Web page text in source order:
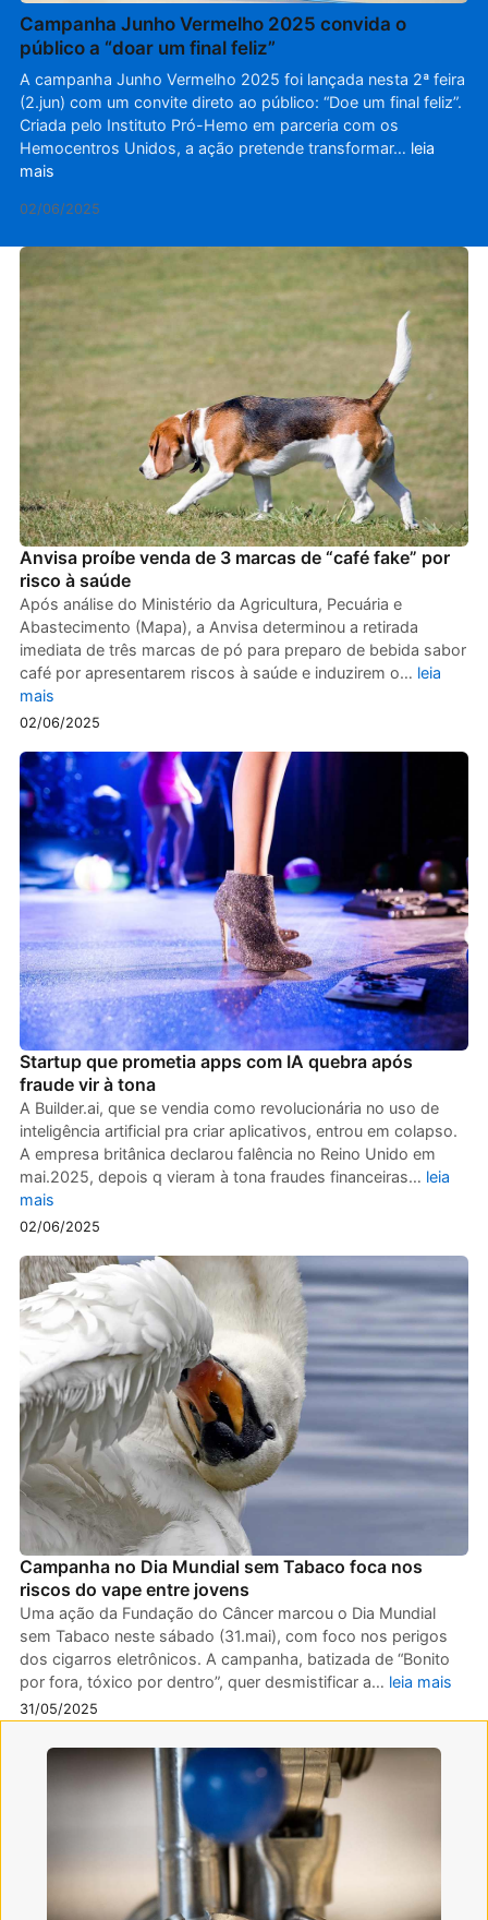
Campanha Junho Vermelho 2025 convida o
público a “doar um final feliz”
A campanha Junho Vermelho 2025 foi lançada nesta 2ª feira
(2.jun) com um convite direto ao público: “Doe um final feliz”.
Criada pelo Instituto Pró-Hemo em parceria com os
Hemocentros Unidos, a ação pretende transformar… leia
mais
02/06/2025
Anvisa proíbe venda de 3 marcas de “café fake” por
risco à saúde
Após análise do Ministério da Agricultura, Pecuária e
Abastecimento (Mapa), a Anvisa determinou a retirada
imediata de três marcas de pó para preparo de bebida sabor
café por apresentarem riscos à saúde e induzirem o… leia
mais
02/06/2025
Startup que prometia apps com IA quebra após
fraude vir à tona
A Builder.ai, que se vendia como revolucionária no uso de
inteligência artificial pra criar aplicativos, entrou em colapso.
A empresa britânica declarou falência no Reino Unido em
mai.2025, depois q vieram à tona fraudes financeiras… leia
mais
02/06/2025
Campanha no Dia Mundial sem Tabaco foca nos
riscos do vape entre jovens
Uma ação da Fundação do Câncer marcou o Dia Mundial
sem Tabaco neste sábado (31.mai), com foco nos perigos
dos cigarros eletrônicos. A campanha, batizada de “Bonito
por fora, tóxico por dentro”, quer desmistificar a… leia mais
31/05/2025